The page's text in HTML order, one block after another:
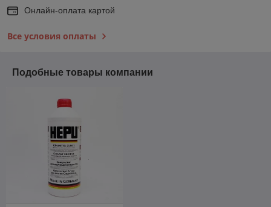
Онлайн-оплата картой
Все условия оплаты
Подобные товары компании